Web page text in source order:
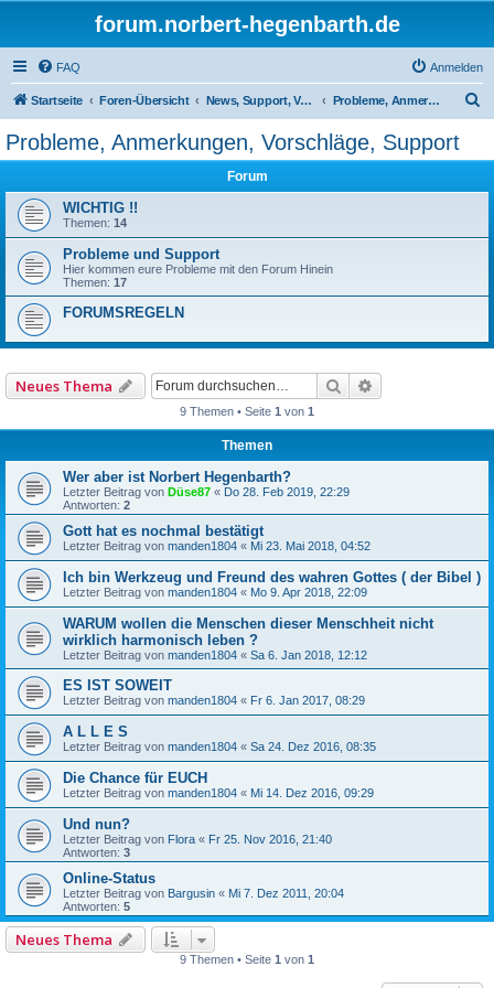
forum.norbert-hegenbarth.de
FAQ Anmelden
Startseite Foren-Übersicht News, Support, Vorschläge,Team Probleme, Anmerkungen, Vorschläge, Support
Probleme, Anmerkungen, Vorschläge, Support
Forum
WICHTIG !!
Themen: 14
Probleme und Support
Hier kommen eure Probleme mit den Forum Hinein
Themen: 17
FORUMSREGELN
Neues Thema Suche
9 Themen • Seite 1 von 1
Themen
Wer aber ist Norbert Hegenbarth?
Letzter Beitrag von Düse87 « Do 28. Feb 2019, 22:29
Antworten: 2
Gott hat es nochmal bestätigt
Letzter Beitrag von manden1804 « Mi 23. Mai 2018, 04:52
Ich bin Werkzeug und Freund des wahren Gottes ( der Bibel )
Letzter Beitrag von manden1804 « Mo 9. Apr 2018, 22:09
WARUM wollen die Menschen dieser Menschheit nicht
wirklich harmonisch leben ?
Letzter Beitrag von manden1804 « Sa 6. Jan 2018, 12:12
ES IST SOWEIT
Letzter Beitrag von manden1804 « Fr 6. Jan 2017, 08:29
A L L E S
Letzter Beitrag von manden1804 « Sa 24. Dez 2016, 08:35
Die Chance für EUCH
Letzter Beitrag von manden1804 « Mi 14. Dez 2016, 09:29
Und nun?
Letzter Beitrag von Flora « Fr 25. Nov 2016, 21:40
Antworten: 3
Online-Status
Letzter Beitrag von Bargusin « Mi 7. Dez 2011, 20:04
Antworten: 5
Neues Thema
9 Themen • Seite 1 von 1